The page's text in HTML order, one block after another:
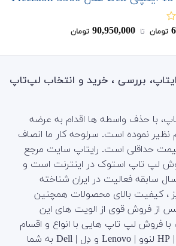
تومان ‌ تا ‌ 90,950,000 تومان
بررسی ، خرید و انتخاب لپ‌تاپ
با حذف واسطه ها اقدام به عرضه
نظیر نموده است. سرلوحه کار ما انصاف
حداقلی است. رایتاپ سایت مرجع
لپ تاپ استوک در اینترنت است و
بیش از 10 سال سابقه فعالیت در ایران شناخته
، کیفیت بالای محصولات همچنین
از فروش قوی از الویت های این
با فروش لپ تاپ هایی با انواع و اقسام
برندهایی نظیر اچ پی | HP لنوو | Lenovo و دِل | Dell به شما